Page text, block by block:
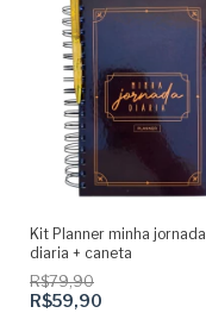
Kit Planner minha jornada
diaria + caneta
R$79,90
R$59,90